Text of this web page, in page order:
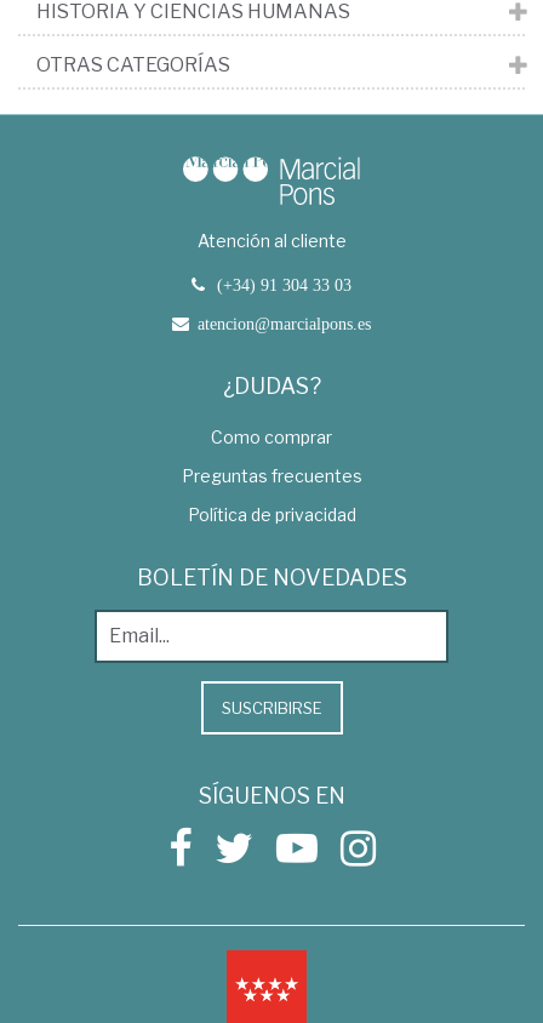
HISTORIA Y CIENCIAS HUMANAS
OTRAS CATEGORÍAS
Atención al cliente
(+34) 91 304 33 03
atencion@marcialpons.es
¿DUDAS?
Como comprar
Preguntas frecuentes
Política de privacidad
BOLETÍN DE NOVEDADES
SUSCRIBIRSE
SÍGUENOS EN